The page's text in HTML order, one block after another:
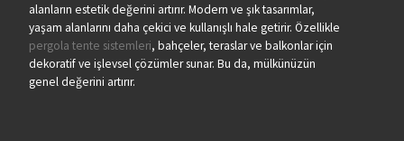
alanların estetik değerini artırır. Modern ve şık tasarımlar,
yaşam alanlarını daha çekici ve kullanışlı hale getirir. Özellikle
pergola tente sistemleri, bahçeler, teraslar ve balkonlar için
dekoratif ve işlevsel çözümler sunar. Bu da, mülkünüzün
genel değerini artırır.